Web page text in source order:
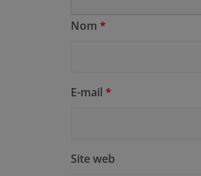
Nom *
E-mail *
Site web